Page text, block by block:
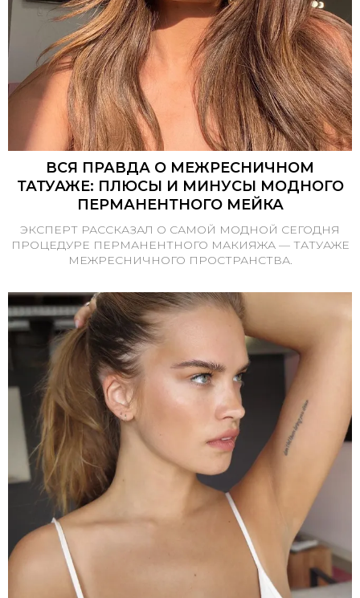
ВСЯ ПРАВДА О МЕЖРЕСНИЧНОМ
ТАТУАЖЕ: ПЛЮСЫ И МИНУСЫ МОДНОГО
ПЕРМАНЕНТНОГО МЕЙКА
ЭКСПЕРТ РАССКАЗАЛ О САМОЙ МОДНОЙ СЕГОДНЯ
ПРОЦЕДУРЕ ПЕРМАНЕНТНОГО МАКИЯЖА — ТАТУАЖЕ
МЕЖРЕСНИЧНОГО ПРОСТРАНСТВА.